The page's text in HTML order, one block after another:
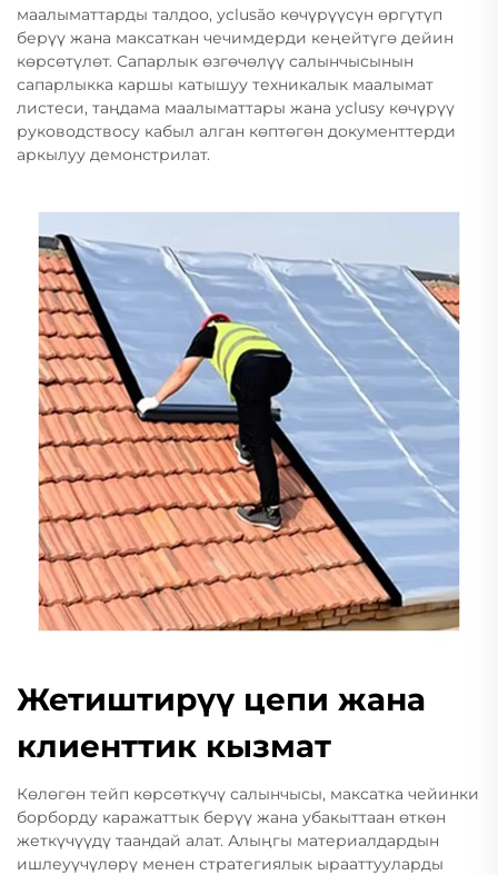
маалыматтарды талдоо, уclusão көчүрүүсүн өргүтүп
берүү жана максаткан чечимдерди кеңейтүгө дейин
көрсөтүлөт. Сапарлык өзгөчөлүү салынчысынын
сапарлыкка каршы катышуу техникалык маалымат
листеси, таңдама маалыматтары жана уclusу көчүрүү
руководствосу кабыл алган көптөгөн документтерди
аркылуу демонстрилат.
Жетиштирүү цепи жана
клиенттик кызмат
Көлөгөн тейп көрсөткүчү салынчысы, максатка чейинки
борборду каражаттык берүү жана убакыттаан өткөн
жеткүчүүдү таандай алат. Алыңгы материалдардын
ишлеуүчүлөрү менен стратегиялык ырааттууларды